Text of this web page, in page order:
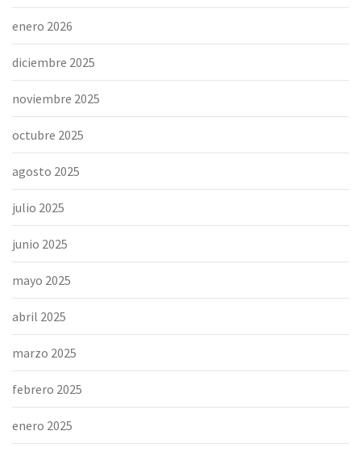
enero 2026
diciembre 2025
noviembre 2025
octubre 2025
agosto 2025
julio 2025
junio 2025
mayo 2025
abril 2025
marzo 2025
febrero 2025
enero 2025